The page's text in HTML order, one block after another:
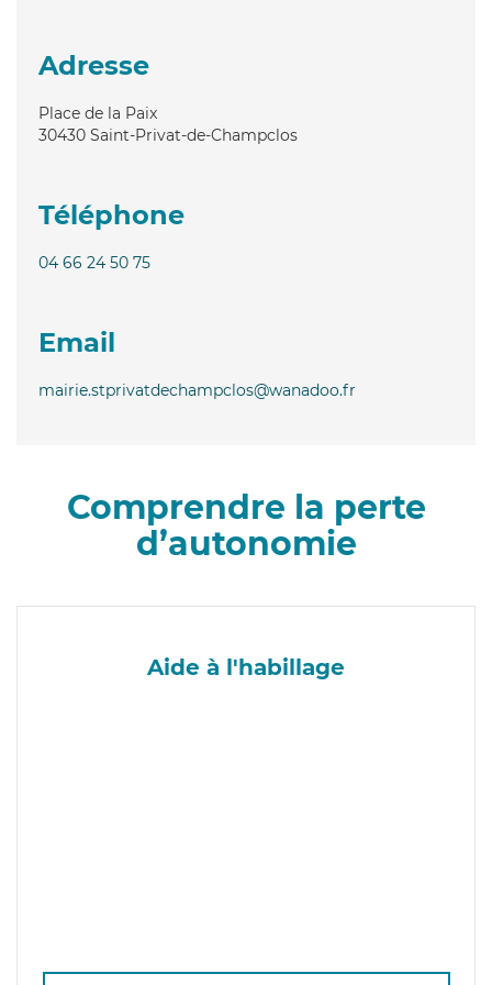
Adresse
Place de la Paix
30430 Saint-Privat-de-Champclos
Téléphone
04 66 24 50 75
Email
mairie.stprivatdechampclos@wanadoo.fr
Comprendre la perte
d’autonomie
Aide à l'habillage